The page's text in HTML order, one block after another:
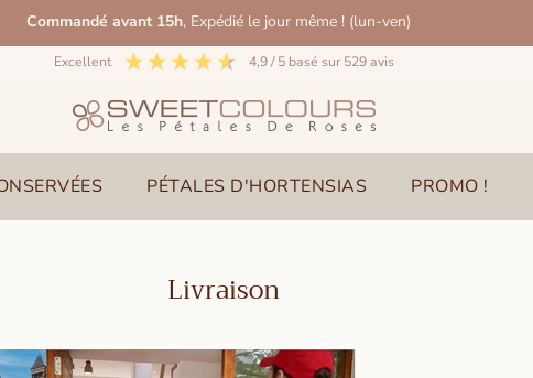
Commandé avant 15h, Expédié le jour même ! (lun-ven)
excellent 4,9/ 5 basé sur 529avis
PÉTALES D'HORTENSIAS PROMO !
Livraison